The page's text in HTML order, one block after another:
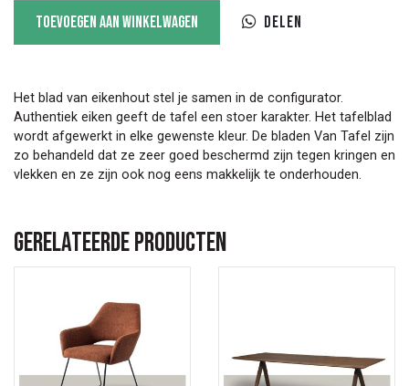
ovale
tafel
Toevoegen aan winkelwagen Delen
Het blad van eikenhout stel je samen in de configurator.
Authentiek eiken geeft de tafel een stoer karakter. Het tafelblad
wordt afgewerkt in elke gewenste kleur. De bladen Van Tafel zijn
zo behandeld dat ze zeer goed beschermd zijn tegen kringen en
vlekken en ze zijn ook nog eens makkelijk te onderhouden.
Gerelateerde producten